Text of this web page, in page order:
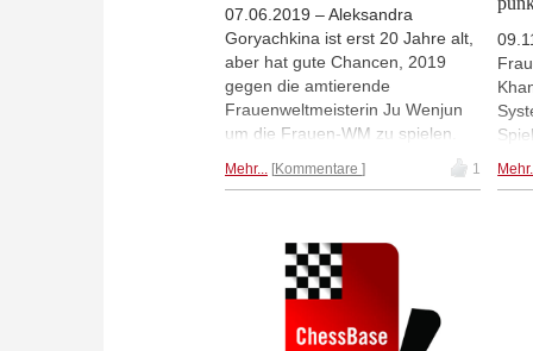
07.06.2019 – Aleksandra
Goryachkina ist erst 20 Jahre alt,
aber hat gute Chancen, 2019
gegen die amtierende
Frauenweltmeisterin Ju Wenjun
um die Frauen-WM zu spielen.
Denn nach sechs von 14 Runden
hat Goryachkina beim
Punkte Vorsprung auf ihre
Verfolgerinnen. Allerdings hatte
die junge Russin in Runde sechs
viel Glück. | Foto: Eteri Kublashvili
Mehr... Kommentare 1